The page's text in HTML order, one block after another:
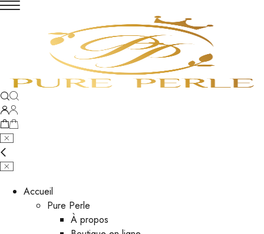
Accueil
Pure Perle
À propos